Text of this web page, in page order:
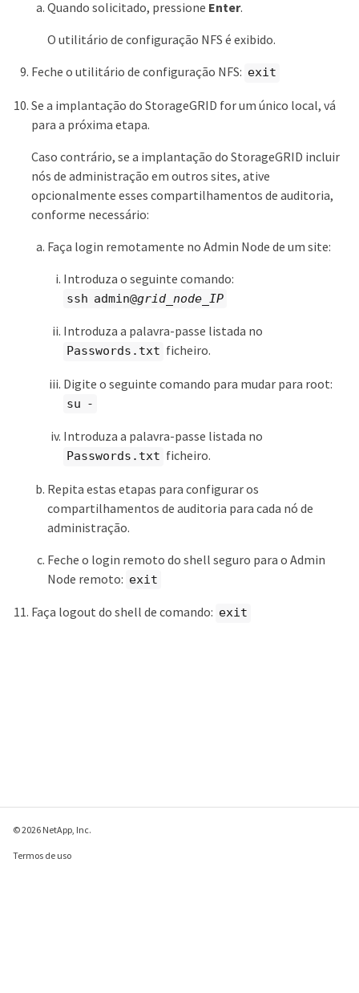
Quando solicitado, pressione Enter.
O utilitário de configuração NFS é exibido.
Feche o utilitário de configuração NFS: exit
Se a implantação do StorageGRID for um único local, vá
para a próxima etapa.
Caso contrário, se a implantação do StorageGRID incluir
nós de administração em outros sites, ative
opcionalmente esses compartilhamentos de auditoria,
conforme necessário:
Faça login remotamente no Admin Node de um site:
Introduza o seguinte comando:
ssh admin@grid_node_IP
Introduza a palavra-passe listada no
Passwords.txt ficheiro.
Digite o seguinte comando para mudar para root:
su -
Introduza a palavra-passe listada no
Passwords.txt ficheiro.
Repita estas etapas para configurar os
compartilhamentos de auditoria para cada nó de
administração.
Feche o login remoto do shell seguro para o Admin
Node remoto: exit
Faça logout do shell de comando: exit
© 2026 NetApp, Inc.
Termos de uso